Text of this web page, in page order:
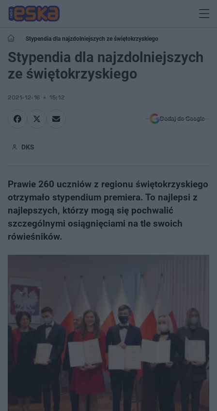
Stypendia dla najzdolniejszych ze świętokrzyskiego
Stypendia dla najzdolniejszych
ze świętokrzyskiego
2021-12-16 15:12
Dodaj do Google
DKS
Prawie 260 uczniów z regionu świętokrzyskiego
otrzymało stypendium premiera. To najlepsi z
najlepszych, którzy mogą się pochwalić
szczególnymi osiągnięciami na tle swoich
rówieśników.